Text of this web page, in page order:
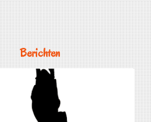
Berichten